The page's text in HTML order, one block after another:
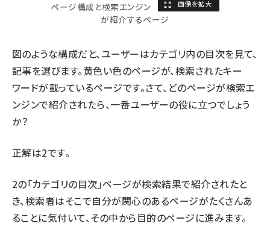
ページ構成と検索エンジン
が紹介するページ
図のような構成だと、ユーザーはカテゴリ内の目次を見て、
記事を選びます。黄色い色のページが、検索されたキー
ワードが載っているページです。さて、どのページが検索エ
ンジンで紹介されたら、一番ユーザーの役に立つでしょう
か？
正解は2です。
2の「カテゴリの目次」ページが検索結果で紹介されたと
き、検索者はそこで自分が関心のあるページがたくさんあ
ることに気付いて、その中から目的のページに進みます。